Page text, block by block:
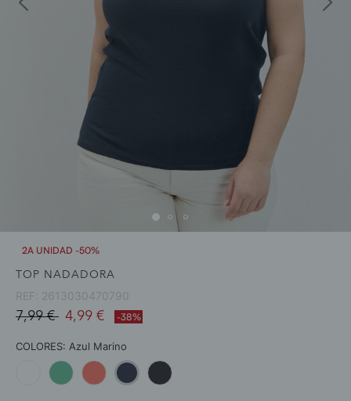
2A UNIDAD -50%
TOP NADADORA
REF: 2613030470790
Price reduced from
7,99 €to4,99 € -38%
COLORES: Azul Marino